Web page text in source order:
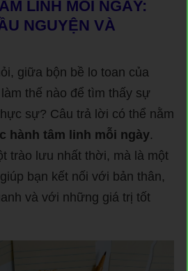
LINH MỖI NGÀY:
NGUYỆN VÀ
giữa bộn bề lo toan của
thế nào để tìm thấy sự
sự? Câu trả lời có thể nằm
hành tâm linh mỗi ngày.
trào lưu nhất thời, mà là một
bạn kết nối với bản thân,
và với những giá trị tốt